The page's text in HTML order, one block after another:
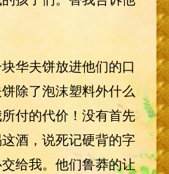
华夫饼放进他们的口
除了泡沫塑料外什么
付的代价！没有首先
酒，说死记硬背的字
给我。他们鲁莽的让